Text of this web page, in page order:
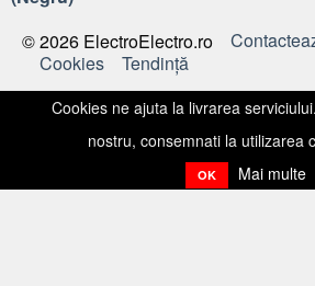
© 2026 ElectroElectro.ro
Cookies
Tendinţă
Cookies ne ajuta la livrarea
nostru, consemnati la utilizarea
OK Mai multe